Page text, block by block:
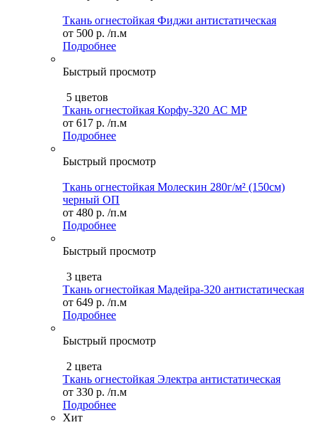
Ткань огнестойкая Фиджи антистатическая
от 500 р. /п.м
Подробнее
Быстрый просмотр
5 цветов
Ткань огнестойкая Корфу-320 АС МР
от 617 р. /п.м
Подробнее
Быстрый просмотр
Ткань огнестойкая Молескин 280г/м² (150см)
черный ОП
от 480 р. /п.м
Подробнее
Быстрый просмотр
3 цвета
Ткань огнестойкая Мадейра-320 антистатическая
от 649 р. /п.м
Подробнее
Быстрый просмотр
2 цвета
Ткань огнестойкая Электра антистатическая
от 330 р. /п.м
Подробнее
Хит